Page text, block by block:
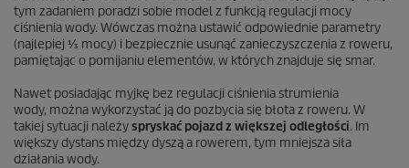
tym zadaniem poradzi sobie model z funkcją regulacji mocy
ciśnienia wody. Wówczas można ustawić odpowiednie parametry
(najlepiej ⅓ mocy) i bezpiecznie usunąć zanieczyszczenia z roweru,
pamiętając o pomijaniu elementów, w których znajduje się smar.
Nawet posiadając myjkę bez regulacji ciśnienia strumienia
wody, można wykorzystać ją do pozbycia się błota z roweru. W
takiej sytuacji należyspryskać pojazd z większej odległości. Im
większy dystans między dyszą a rowerem, tym mniejsza siła
działania wody.